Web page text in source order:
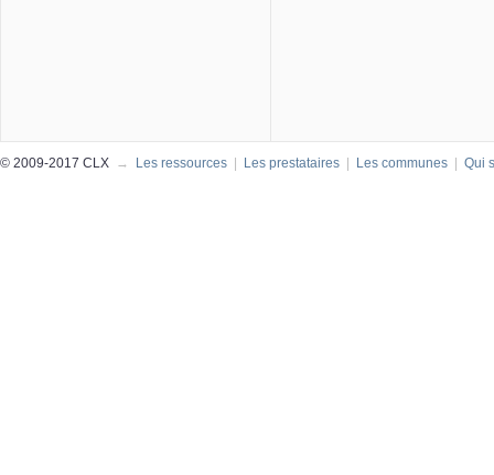
© 2009-2017 CLX → Les ressources | Les prestataires | Les communes | Qui